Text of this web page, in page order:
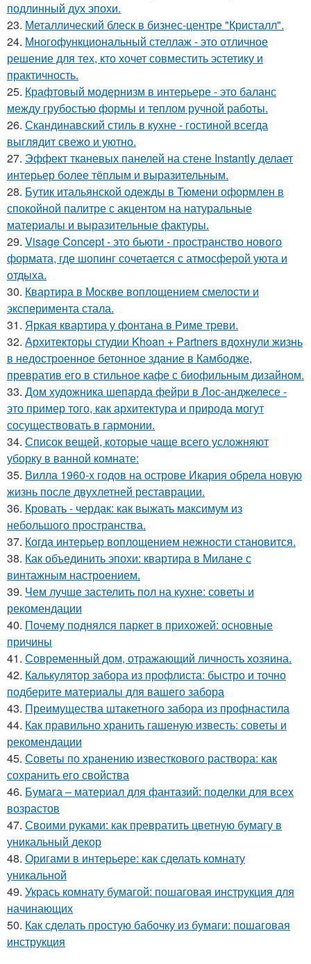
подлинный дух эпохи.
23. Металлический блеск в бизнес-центре "Кристалл".
24. Многофункциональный стеллаж - это отличное
решение для тех, кто хочет совместить эстетику и
практичность.
25. Крафтовый модернизм в интерьере - это баланс
между грубостью формы и теплом ручной работы.
26. Скандинавский стиль в кухне - гостиной всегда
выглядит свежо и уютно.
27. Эффект тканевых панелей на стене Instantly делает
интерьер более тёплым и выразительным.
28. Бутик итальянской одежды в Тюмени оформлен в
спокойной палитре с акцентом на натуральные
материалы и выразительные фактуры.
29. Visage Concept - это бьюти - пространство нового
формата, где шопинг сочетается с атмосферой уюта и
отдыха.
30. Квартира в Москве воплощением смелости и
эксперимента стала.
31. Яркая квартира у фонтана в Риме треви.
32. Архитекторы студии Khoan + Partners вдохнули жизнь
в недостроенное бетонное здание в Камбодже,
превратив его в стильное кафе с биофильным дизайном.
33. Дом художника шепарда фейри в Лос-анджелесе -
это пример того, как архитектура и природа могут
сосуществовать в гармонии.
34. Список вещей, которые чаще всего усложняют
уборку в ванной комнате:
35. Вилла 1960-х годов на острове Икария обрела новую
жизнь после двухлетней реставрации.
36. Кровать - чердак: как выжать максимум из
небольшого пространства.
37. Когда интерьер воплощением нежности становится.
38. Как объединить эпохи: квартира в Милане с
винтажным настроением.
39. Чем лучше застелить пол на кухне: советы и
рекомендации
40. Почему поднялся паркет в прихожей: основные
причины
41. Современный дом, отражающий личность хозяина.
42. Калькулятор забора из профлиста: быстро и точно
подберите материалы для вашего забора
43. Преимущества штакетного забора из профнастила
44. Как правильно хранить гашеную известь: советы и
рекомендации
45. Советы по хранению известкового раствора: как
сохранить его свойства
46. Бумага – материал для фантазий: поделки для всех
возрастов
47. Своими руками: как превратить цветную бумагу в
уникальный декор
48. Оригами в интерьере: как сделать комнату
уникальной
49. Укрась комнату бумагой: пошаговая инструкция для
начинающих
50. Как сделать простую бабочку из бумаги: пошаговая
инструкция